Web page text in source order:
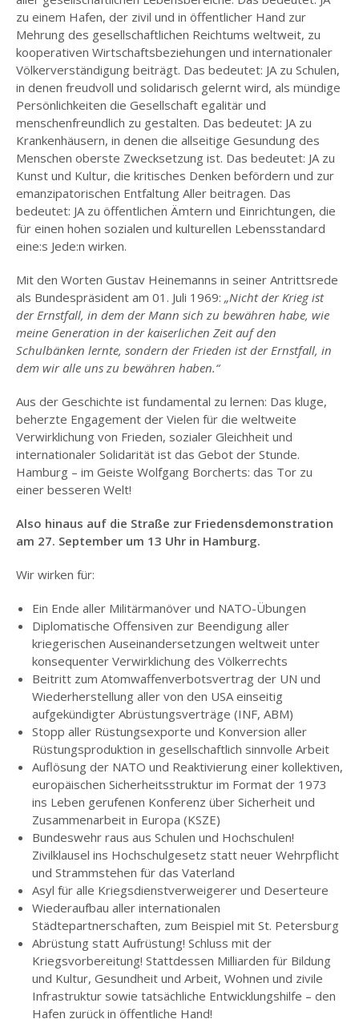
zu einem Hafen, der zivil und in öffentlicher Hand zur
Mehrung des gesellschaftlichen Reichtums weltweit, zu
kooperativen Wirtschaftsbeziehungen und internationaler
Völkerverständigung beiträgt. Das bedeutet: JA zu Schulen,
in denen freudvoll und solidarisch gelernt wird, als mündige
Persönlichkeiten die Gesellschaft egalitär und
menschenfreundlich zu gestalten. Das bedeutet: JA zu
Krankenhäusern, in denen die allseitige Gesundung des
Menschen oberste Zwecksetzung ist. Das bedeutet: JA zu
Kunst und Kultur, die kritisches Denken befördern und zur
emanzipatorischen Entfaltung Aller beitragen. Das
bedeutet: JA zu öffentlichen Ämtern und Einrichtungen, die
für einen hohen sozialen und kulturellen Lebensstandard
eine:s Jede:n wirken.
Mit den Worten Gustav Heinemanns in seiner Antrittsrede
als Bundespräsident am 01. Juli 1969: „Nicht der Krieg ist
der Ernstfall, in dem der Mann sich zu bewähren habe, wie
meine Generation in der kaiserlichen Zeit auf den
Schulbänken lernte, sondern der Frieden ist der Ernstfall, in
dem wir alle uns zu bewähren haben.“
Aus der Geschichte ist fundamental zu lernen: Das kluge,
beherzte Engagement der Vielen für die weltweite
Verwirklichung von Frieden, sozialer Gleichheit und
internationaler Solidarität ist das Gebot der Stunde.
Hamburg – im Geiste Wolfgang Borcherts: das Tor zu
einer besseren Welt!
Also hinaus auf die Straße zur Friedensdemonstration
am 27. September um 13 Uhr in Hamburg.
Wir wirken für:
Ein Ende aller Militärmanöver und NATO-Übungen
Diplomatische Offensiven zur Beendigung aller
kriegerischen Auseinandersetzungen weltweit unter
konsequenter Verwirklichung des Völkerrechts
Beitritt zum Atomwaffenverbotsvertrag der UN und
Wiederherstellung aller von den USA einseitig
aufgekündigter Abrüstungsverträge (INF, ABM)
Stopp aller Rüstungsexporte und Konversion aller
Rüstungsproduktion in gesellschaftlich sinnvolle Arbeit
Auflösung der NATO und Reaktivierung einer kollektiven,
europäischen Sicherheitsstruktur im Format der 1973
ins Leben gerufenen Konferenz über Sicherheit und
Zusammenarbeit in Europa (KSZE)
Bundeswehr raus aus Schulen und Hochschulen!
Zivilklausel ins Hochschulgesetz statt neuer Wehrpflicht
und Strammstehen für das Vaterland
Asyl für alle Kriegsdienstverweigerer und Deserteure
Wiederaufbau aller internationalen
Städtepartnerschaften, zum Beispiel mit St. Petersburg
Abrüstung statt Aufrüstung! Schluss mit der
Kriegsvorbereitung! Stattdessen Milliarden für Bildung
und Kultur, Gesundheit und Arbeit, Wohnen und zivile
Infrastruktur sowie tatsächliche Entwicklungshilfe – den
Hafen zurück in öffentliche Hand!